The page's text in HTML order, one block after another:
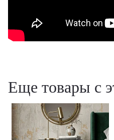
Еще товары с